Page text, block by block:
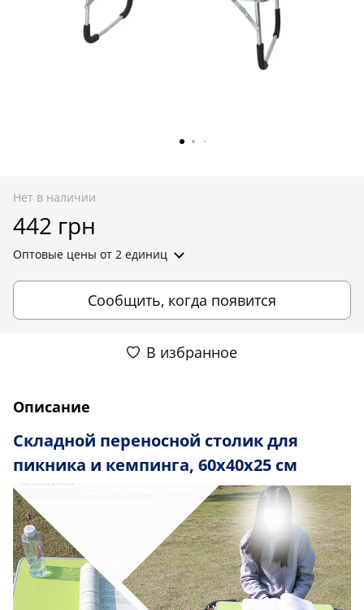
Нет в наличии
442 грн
Оптовые цены от 2 единиц
Сообщить, когда появится
В избранное
Описание
Складной переносной столик для
пикника и кемпинга, 60x40x25 см